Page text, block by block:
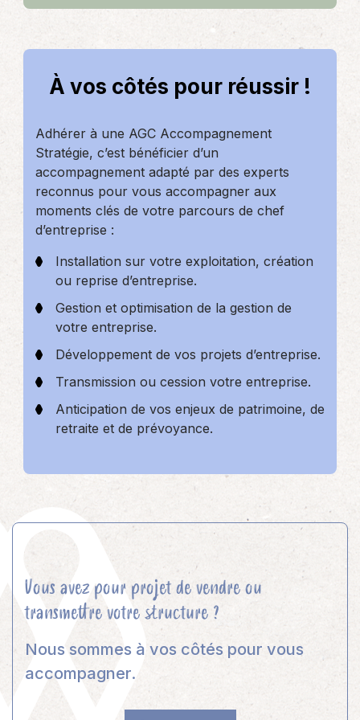
À vos côtés pour réussir !
Adhérer à une AGC Accompagnement
Stratégie, c’est bénéficier d’un
accompagnement adapté par des experts
reconnus pour vous accompagner aux
moments clés de votre parcours de chef
d’entreprise :
Installation sur votre exploitation, création
ou reprise d’entreprise.
Gestion et optimisation de la gestion de
votre entreprise.
Développement de vos projets d’entreprise.
Transmission ou cession votre entreprise.
Anticipation de vos enjeux de patrimoine, de
retraite et de prévoyance.
Vous avez pour projet de vendre ou
transmettre votre structure ?
Nous sommes à vos côtés pour vous
accompagner.